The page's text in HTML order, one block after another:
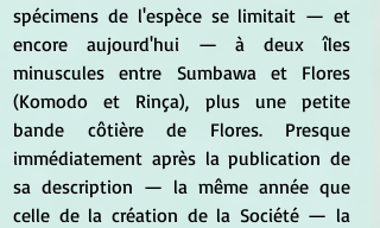
spécimens de l'espèce se limitait — et
encore aujourd'hui — à deux îles
minuscules entre Sumbawa et Flores
(Komodo et Rinça), plus une petite
bande côtière de Flores. Presque
immédiatement après la publication de
sa description — la même année que
celle de la création de la Société — la